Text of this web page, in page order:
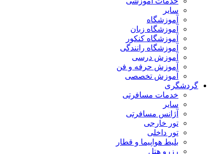
سایر
آموزشگاه
آموزشگاه زبان
آموزشگاه کنکور
آموزشگاه رانندگی
آموزش درسی
آموزش حرفه و فن
آموزش تخصصی
گردشگری
خدمات مسافرتی
سایر
آژانس مسافرتی
تور خارجی
تور داخلی
بلیط هواپیما و قطار
رزرو هتل